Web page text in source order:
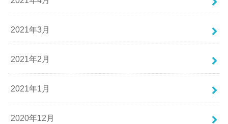
2021年3月
2021年2月
2021年1月
2020年12月